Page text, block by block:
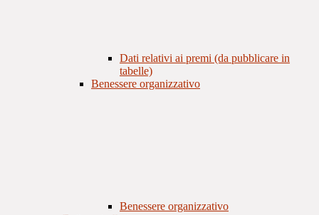
Dati relativi ai premi (da pubblicare in
tabelle)
Benessere organizzativo
Benessere organizzativo